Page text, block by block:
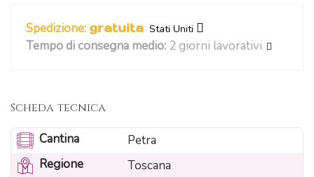
Spedizione: gratuita Stati Uniti
Tempo di consegna medio: 2 giorni lavorativi
Scheda tecnica
Cantina
Petra
Regione
Toscana